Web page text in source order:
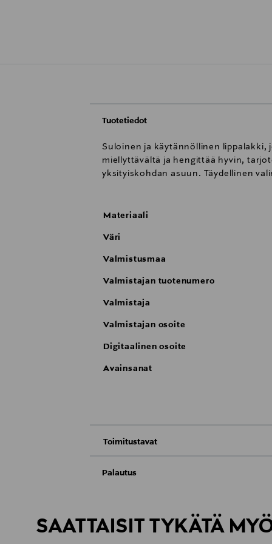
Tuotetiedot
Suloinen ja käytännöllinen
miellyttävältä ja hengittää hyvin,
yksityiskohdan asuun. Täydellinen
Materiaali
Väri
Valmistusmaa
Valmistajan tuotenumero
Valmistaja
Valmistajan osoite
Digitaalinen osoite
Avainsanat
Toimitustavat
Kotiinkuljetus
Palautus
LUE TARKEMMAT PALAUTUSOHJEET
SAATTAISIT TYKÄTÄ